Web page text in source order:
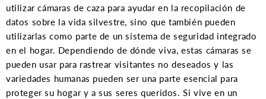
utilizar cámaras de caza para ayudar en la recopilación de
datos sobre la vida silvestre, sino que también pueden
utilizarlas como parte de un sistema de seguridad integrado
en el hogar. Dependiendo de dónde viva, estas cámaras se
pueden usar para rastrear visitantes no deseados y las
variedades humanas pueden ser una parte esencial para
proteger su hogar y a sus seres queridos. Si vive en un